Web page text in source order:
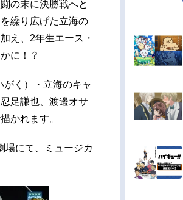
の末に決勝戦へと
繰り広げた立海の
え、2年生エース・
に！？
がく）・立海のキャ
足謙也、渡邊オサ
かれます。
場にて、ミュージカ